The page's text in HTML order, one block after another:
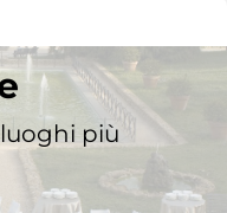
più